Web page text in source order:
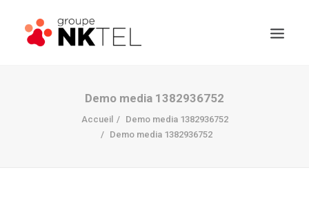
Demo media 1382936752
Accueil
Demo media 1382936752
Demo media 1382936752